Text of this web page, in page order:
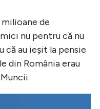
de
nu pentru că nu
au ieșit la pensie
din România erau